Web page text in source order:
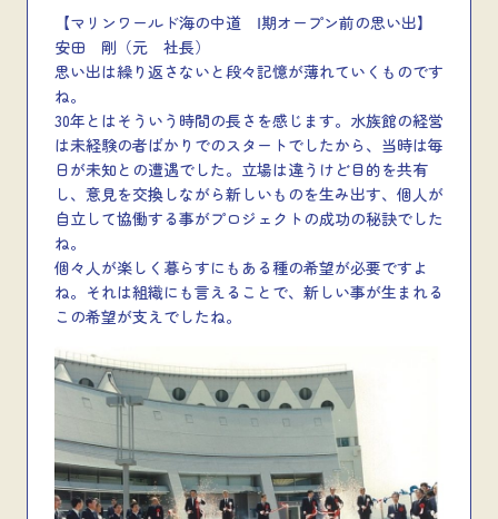
【マリンワールド海の中道 Ⅰ期オープン前の思い出】
安田 剛（元 社長）
思い出は繰り返さないと段々記憶が薄れていくものです
ね。
30年とはそういう時間の長さを感じます。水族館の経営
は未経験の者ばかりでのスタートでしたから、当時は毎
日が未知との遭遇でした。立場は違うけど目的を共有
し、意見を交換しながら新しいものを生み出す、個人が
自立して協働する事がプロジェクトの成功の秘訣でした
ね。
個々人が楽しく暮らすにもある種の希望が必要ですよ
ね。それは組織にも言えることで、新しい事が生まれる
この希望が支えでしたね。